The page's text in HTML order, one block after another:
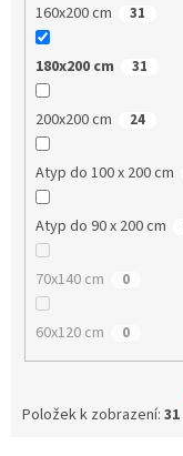
160x200 cm 31
180x200 cm 31
200x200 cm 24
Atyp do 100 x 200 cm
Atyp do 90 x 200 cm
70x140 cm 0
60x120 cm 0
Položek k zobrazení: 31